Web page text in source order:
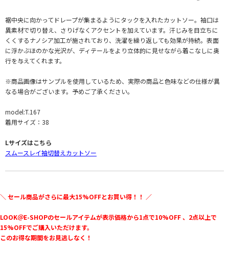
裾中央に向かってドレープが集まるようにタックを入れたカットソー。袖口は
異素材で切り替え、さりげなくアクセントを加えています。汗じみを目立ちに
くくするナノシア加工が施されており、洗濯を繰り返しても効果が持続。表面
に浮かぶほのかな光沢が、ディテールをより立体的に見せながら着こなしに奥
行を与えてくれます。
※商品画像はサンプルを使用しているため、実際の商品と色味などの仕様が異
なる場合がございます。予めご了承ください。
model:T.167
着用サイズ：38
Lサイズはこちら
スムースレイ袖切替えカットソー
＼ セール商品がさらに最大15%OFFとお買い得！！ ／
LOOK＠E-SHOPのセールアイテムが表示価格から1点で10%OFF 、2点以上で
15%OFFでご購入いただけます。
このお得な期間をお見逃しなく！